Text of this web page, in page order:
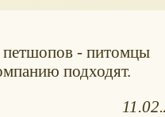
петшопов - питомцы
подходят.